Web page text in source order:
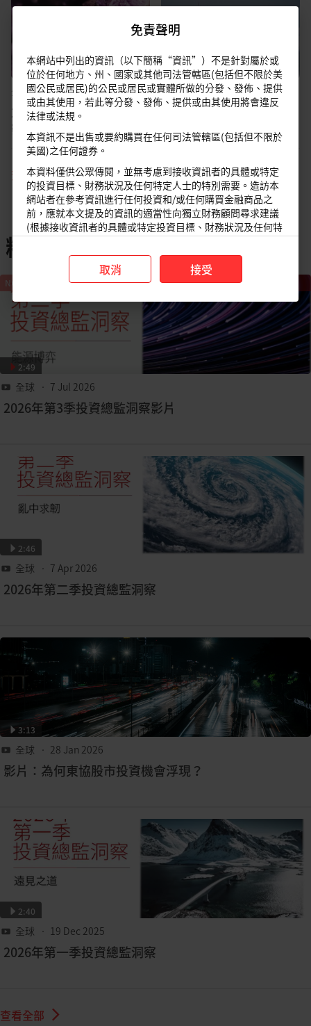
全球•25 Jun 2026
2026年第3季投資總監洞
察：日本股市
全球•23 Jun 2026
2026年第3季投資總監洞
察：亞洲不含日本股市
查看更多
精選影片
NOW WATCHING
2:49
全球 • 7 Jul 2026
2026年第3季投資總監洞察影片
2:46
全球 • 7 Apr 2026
2026年第二季投資總監洞察
3:13
全球 • 28 Jan 2026
影片：為何東協股市投資機會浮現？
2:40
全球 • 19 Dec 2025
2026年第一季投資總監洞察
查看全部
免責聲明
本網站中列出的資訊（以下簡稱“資訊”）不是針對屬於或
位於任何地方、州、國家或其他司法管轄區(包括但不限於美
國公民或居民)的公民或居民或實體所做的分發、發佈、提供
或由其使用，若此等分發、發佈、提供或由其使用將會違反
法律或法規。
本資訊不是出售或要約購買在任何司法管轄區(包括但不限於
美國)之任何證券。
本資料僅供公眾傳閱，並無考慮到接收資訊者的具體或特定
的投資目標、財務狀況及任何特定人士的特別需要。造訪本
網站者在參考資訊進行任何投資和/或任何購買金融商品之
前，應就本文提及的資訊的適當性向獨立財務顧問尋求建議
(根據接收資訊者的具體或特定投資目標、財務狀況及任何特
定人士的特別需要)。
取消 接受